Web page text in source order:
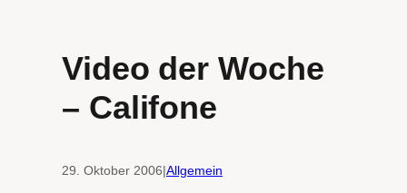
Video der Woche
– Califone
29. Oktober 2006|Allgemein